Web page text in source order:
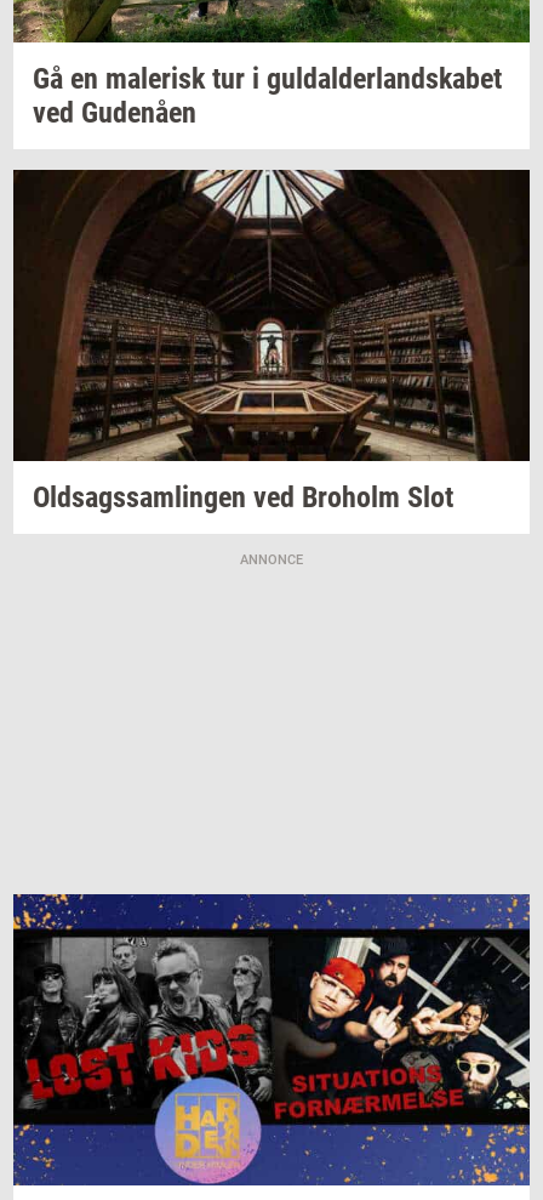
Gå en ma­le­risktur i gul­dal­der­land­ska­bet
ved Gu­denå­en
Oldsags­sam­lin­gen ved Bro­holm Slot
ANNONCE